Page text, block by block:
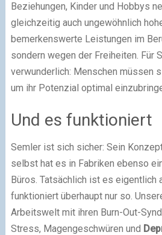
Beziehungen, Kinder und Hobbys
gleichzeitig auch ungewöhnlich
bemerkenswerte Leistungen im
sondern wegen der Freiheiten. Für
verwunderlich: Menschen müssen
um ihr Potenzial optimal
Und es funktioniert
Semler ist sich sicher: Sein
selbst hat es in Fabriken ebenso
Büros. Tatsächlich ist es eigentlich
funktioniert überhaupt nur so.
Arbeitswelt mit ihren Burn-Out-
Stress, Magengeschwüren und